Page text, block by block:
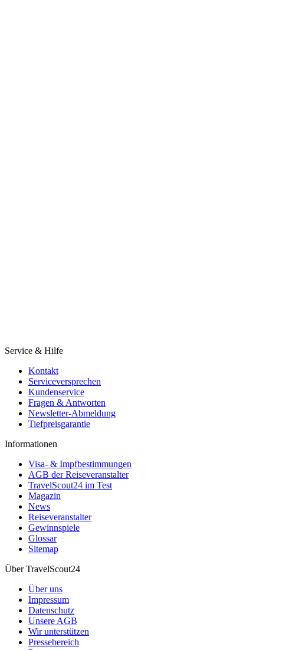
Service & Hilfe
Kontakt
Serviceversprechen
Kundenservice
Fragen & Antworten
Newsletter-Abmeldung
Tiefpreisgarantie
Informationen
Visa- & Impfbestimmungen
AGB der Reiseveranstalter
TravelScout24 im Test
Magazin
News
Reiseveranstalter
Gewinnspiele
Glossar
Sitemap
Über TravelScout24
Über uns
Impressum
Datenschutz
Unsere AGB
Wir unterstützen
Pressebereich